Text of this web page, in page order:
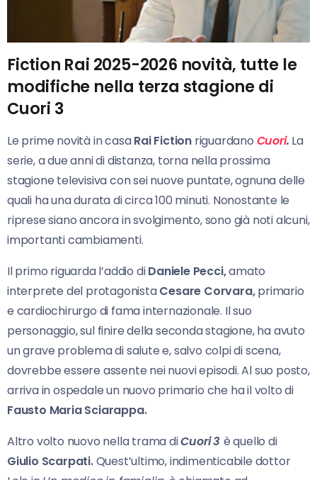
Fiction Rai 2025-2026 novità, tutte le
modifiche nella terza stagione di
Cuori 3
Le prime novità in casaRai Fiction riguardano Cuori. La
serie, a due anni di distanza, torna nella prossima
stagione televisiva con sei nuove puntate, ognuna delle
quali ha una durata di circa 100 minuti. Nonostante le
riprese siano ancora in svolgimento, sono già noti alcuni,
importanti cambiamenti.
Il primo riguarda l’addio diDaniele Pecci,amato
interprete del protagonistaCesare Corvara,primario
e cardiochirurgo di fama internazionale. Il suo
personaggio, sul finire della seconda stagione, ha avuto
un grave problema di salute e, salvo colpi di scena,
dovrebbe essere assente nei nuovi episodi. Al suo posto,
arriva in ospedale un nuovo primario che ha il volto di
Fausto Maria Sciarappa.
Altro volto nuovo nella trama diCuori 3 è quello di
Giulio Scarpati.Quest’ultimo, indimenticabile dottor